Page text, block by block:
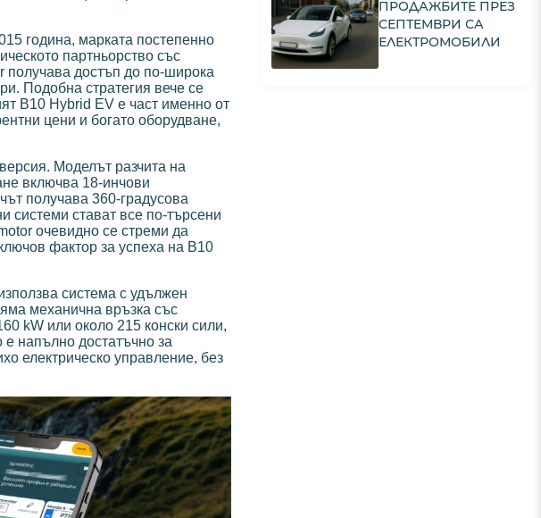
година, марката постепенно
партньорство със
получава достъп до по-широка
Подобна стратегия вече се
B10 Hybrid EV е част именно от
цени и богато оборудване,
Моделът разчита на
включва 18-инчови
получава 360-градусова
системи стават все по-търсени
очевидно се стреми да
фактор за успеха на B10
система с удължен
механична връзка със
kW или около 215 конски сили,
напълно достатъчно за
електрическо управление, без
ПРОДАЖБИТЕ ПРЕЗ
СЕПТЕМВРИ СА
ЕЛЕКТРОМОБИЛИ